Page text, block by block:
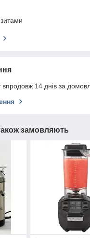
14 днів за
замовляють